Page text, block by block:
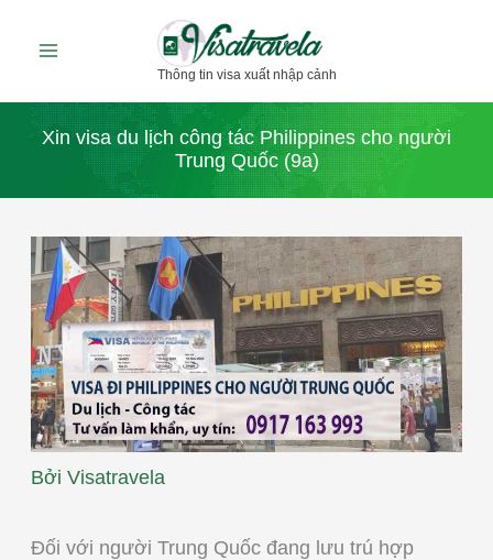
dung
Thông tin visa xuất nhập cảnh
Xin visa du lịch công tác Philippines cho người
Trung Quốc (9a)
Bởi Visatravela
Đối với người Trung Quốc đang lưu trú hợp